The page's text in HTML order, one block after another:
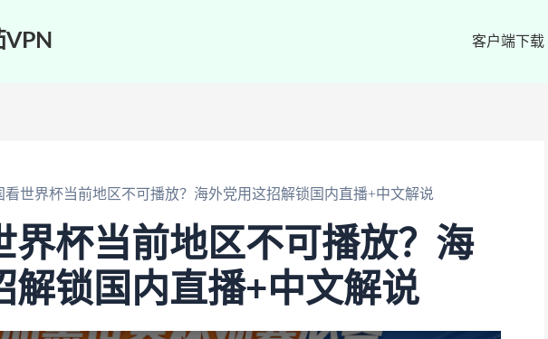
客户端下载
看世界杯当前地区不可播放？海外党用这招解锁国内直播+中文解说
界杯当前地区不可播放？海
解锁国内直播+中文解说